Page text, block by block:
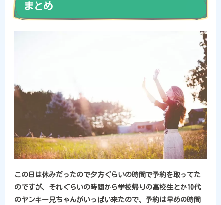
まとめ
この日は休みだったので夕方ぐらいの時間で予約を取ってた
のですが、それぐらいの時間から学校帰りの高校生とか10代
のヤンキー兄ちゃんがいっぱい来たので、予約は早めの時間